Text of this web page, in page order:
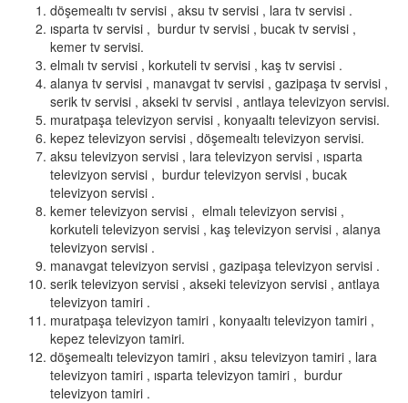
döşemealtı tv servisi , aksu tv servisi , lara tv servisi .
ısparta tv servisi , burdur tv servisi , bucak tv servisi ,
kemer tv servisi.
elmalı tv servisi , korkuteli tv servisi , kaş tv servisi .
alanya tv servisi , manavgat tv servisi , gazipaşa tv servisi ,
serik tv servisi , akseki tv servisi , antlaya televizyon servisi.
muratpaşa televizyon servisi , konyaaltı televizyon servisi.
kepez televizyon servisi , döşemealtı televizyon servisi.
aksu televizyon servisi , lara televizyon servisi , ısparta
televizyon servisi , burdur televizyon servisi , bucak
televizyon servisi .
kemer televizyon servisi , elmalı televizyon servisi ,
korkuteli televizyon servisi , kaş televizyon servisi , alanya
televizyon servisi .
manavgat televizyon servisi , gazipaşa televizyon servisi .
serik televizyon servisi , akseki televizyon servisi , antlaya
televizyon tamiri .
muratpaşa televizyon tamiri , konyaaltı televizyon tamiri ,
kepez televizyon tamiri.
döşemealtı televizyon tamiri , aksu televizyon tamiri , lara
televizyon tamiri , ısparta televizyon tamiri , burdur
televizyon tamiri .